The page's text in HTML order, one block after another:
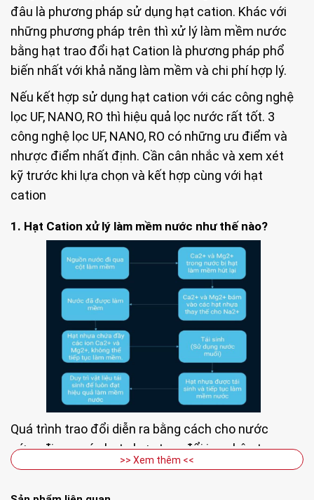
đâu là phương pháp sử dụng hạt cation. Khác với
những phương pháp trên thì xử lý làm mềm nước
bằng hạt trao đổi hạt Cation là phương pháp phổ
biến nhất với khả năng làm mềm và chi phí hợp lý.
Nếu kết hợp sử dụng hạt cation với các công nghệ
lọc UF, NANO, RO thì hiệu quả lọc nước rất tốt. 3
công nghệ lọc UF, NANO, RO có những ưu điểm và
nhược điểm nhất định. Cần cân nhắc và xem xét
kỹ trước khi lựa chọn và kết hợp cùng với hạt
cation
1. Hạt Cation xử lý làm mềm nước như thế nào?
Quá trình trao đổi diễn ra bằng cách cho nước
cứng đi qua các hạt nhựa trao đổi ion nhân tạo,
trong một bình chứa áp suất thích hợp. Nhựa
>> Xem thêm <<